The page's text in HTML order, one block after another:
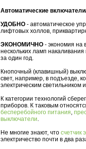
Автоматические
УДОБНО - автоматическое
лифтовых холлов,
ЭКОНОМИЧНО - экономия на
нескольких ламп
за один год.
Кнопочный (клавишный)
свет, например, в подъезде,
электрическим светильником
К категории технологий
приборов. К таковым
бесперебойного питания,
выключатели.
Не многие знают, что счетчик
электричество почти в два